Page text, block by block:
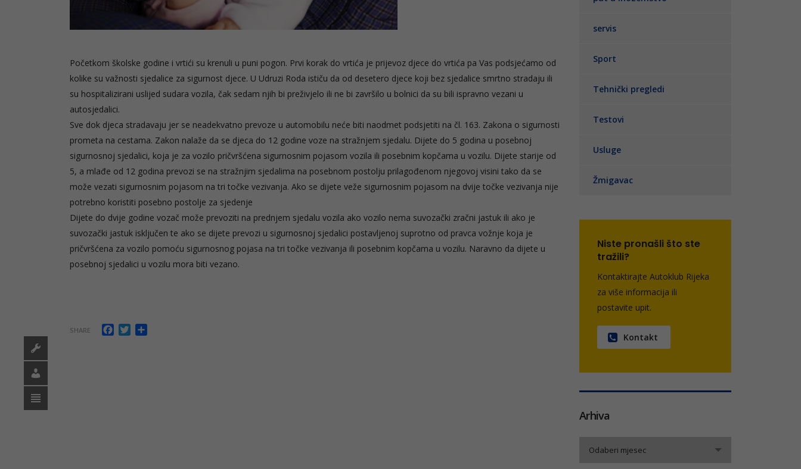
Početkom školske godine i vrtići su krenuli u puni pogon. Prvi korak do vrtića je prijevoz djece do vrtića pa Vas podsjećamo od
kolike su važnosti sjedalice za sigurnost djece. U Udruzi Roda ističu da od desetero djece koji bez sjedalice smrtno stradaju ili
su hospitalizirani uslijed sudara vozila, čak sedam njih bi preživjelo ili ne bi završilo u bolnici da su bili ispravno vezani u
autosjedalici.
Sve dok djeca stradavaju jer se neadekvatno prevoze u automobilu neće biti naodmet podsjetiti na čl. 163. Zakona o sigurnosti
prometa na cestama. Zakon nalaže da se djeca do 12 godine voze na stražnjem sjedalu. Dijete do 5 godina u posebnoj
sigurnosnoj sjedalici, koja je za vozilo pričvršćena sigurnosnim pojasom vozila ili posebnim kopčama u vozilu. Dijete starije od
5, a mlađe od 12 godina prevozi se na stražnjim sjedalima na posebnom postolju prilagođenom njegovoj visini tako da se
može vezati sigurnosnim pojasom na tri točke vezivanja. Ako se dijete veže sigurnosnim pojasom na dvije točke vezivanja nije
potrebno koristiti posebno postolje za sjedenje
Dijete do dvije godine vozač može prevoziti na prednjem sjedalu vozila ako vozilo nema suvozački zračni jastuk ili ako je
suvozački jastuk isključen te ako se dijete prevozi u sigurnosnoj sjedalici postavljenoj suprotno od pravca vožnje koja je
pričvršćena za vozilo pomoću sigurnosnog pojasa na tri točke vezivanja ili posebnim kopčama u vozilu. Naravno da dijete u
posebnoj sjedalici u vozilu mora biti vezano.
SHARE Facebook
Twitter
servis
Sport
Tehnički pregledi
Testovi
Usluge
Žmigavac
Niste pronašli što ste
tražili?
Kontaktirajte Autoklub Rijeka
za više informacija ili
postavite upit.
Kontakt
Arhiva
Odaberi mjesec